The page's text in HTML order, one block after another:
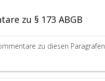
zu § 173 ABGB
zu diesen Paragrafen